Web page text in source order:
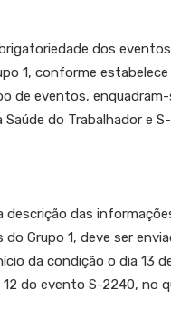
dos
1, conforme
de eventos,
do Trabalhador e
das
Grupo 1, deve ser
da condição o dia 13
do evento S-2240, no